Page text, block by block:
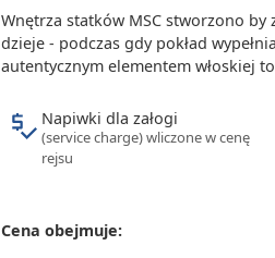
Wnętrza statków MSC stworzono by
dzieje - podczas gdy pokład
autentycznym elementem włoskiej
Napiwki dla załogi
(service charge) wliczone w cenę
rejsu
Cena obejmuje: